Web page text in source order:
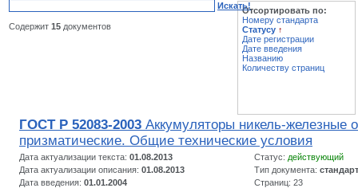
Искать!
Содержит 15 документов
Отсортировать по:
Номеру стандарта
Статусу ↑
Дате регистрации
Дате введения
Названию
Количеству страниц
ГОСТ Р 52083-2003 Аккумуляторы никель-железные
призматические. Общие технические условия
Дата актуализации текста: 01.08.2013 Статус: действующий
Дата актуализации описания: 01.08.2013 Тип документа: стандарт
Дата введения: 01.01.2004 Страниц: 23